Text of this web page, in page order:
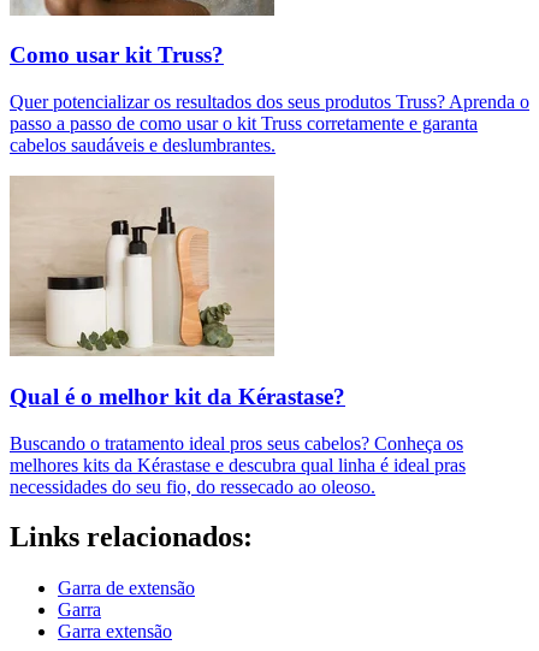
Como usar kit Truss?
Quer potencializar os resultados dos seus produtos Truss? Aprenda o
passo a passo de como usar o kit Truss corretamente e garanta
cabelos saudáveis e deslumbrantes.
Qual é o melhor kit da Kérastase?
Buscando o tratamento ideal pros seus cabelos? Conheça os
melhores kits da Kérastase e descubra qual linha é ideal pras
necessidades do seu fio, do ressecado ao oleoso.
Links relacionados:
Garra de extensão
Garra
Garra extensão